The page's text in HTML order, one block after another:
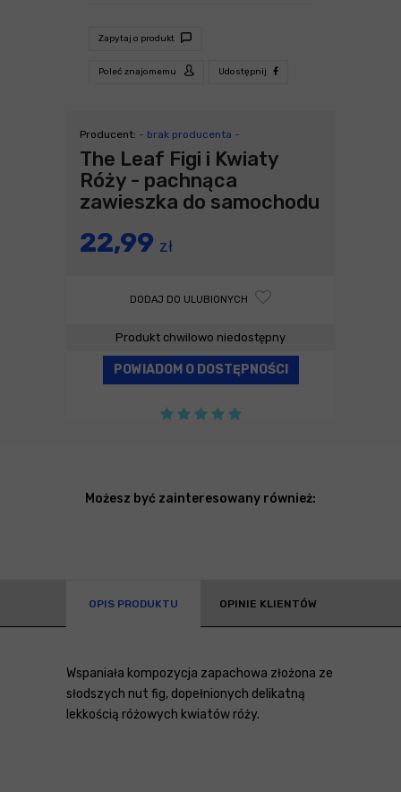
Zapytaj o produkt
Poleć znajomemu Udostępnij
Producent: - brak producenta -
The Leaf Figi i Kwiaty
Róży - pachnąca
zawieszka do samochodu
22,99 zł
DODAJ DO ULUBIONYCH
Produkt chwilowo niedostępny
POWIADOM O DOSTĘPNOŚCI
Możesz być zainteresowany również:
OPIS PRODUKTU OPINIE KLIENTÓW
Wspaniała kompozycja zapachowa złożona ze
słodszych nut fig, dopełnionych delikatną
lekkością różowych kwiatów róży.